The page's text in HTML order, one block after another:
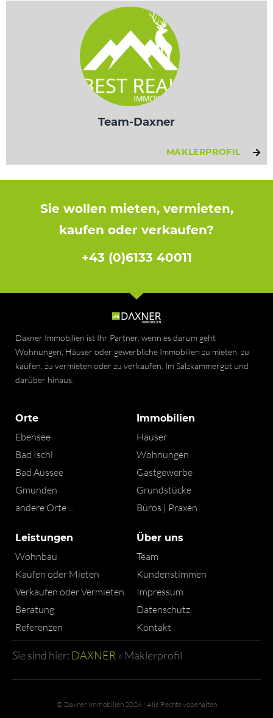
Team-Daxner
MAKLERPROFIL
Sie wollen mieten, vermieten,
kaufen oder verkaufen?
+43 (0)6133 40011
Daxner Immobilien ist Ihr Partner, wenn es darum geht
Wohnungen, Häuser oder gewerbliche Immobilien zu mieten, zu
kaufen, zu vermieten oder zu verkaufen. Im Salzkammergut und
darüber hinaus.
Orte
Ebensee
Bad Ischl
Bad Aussee
Gmunden
andere Orte ...
Immobilien
Häuser
Wohnungen
Gastgewerbe
Grundstücke
Büros | Praxen
Leistungen
Wohnbau
Kaufen oder Mieten
Verkaufen oder Vermieten
Beratung
Referenzen
Über uns
Team
Kundenstimmen
Impressum
Datenschutz
Kontakt
Sie sind hier: DAXNER» Maklerprofil
© Daxner Immobilien 2026 | Alle Rechte vobehalten